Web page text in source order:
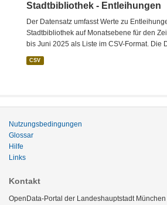
Stadtbibliothek - Entleihungen
Der Datensatz umfasst Werte zu
Stadtbibliothek auf Monatsebene für den
bis Juni 2025 als Liste im CSV-Format. Die
CSV
Nutzungsbedingungen
Glossar
Hilfe
Links
Kontakt
OpenData-Portal der Landeshauptstadt München